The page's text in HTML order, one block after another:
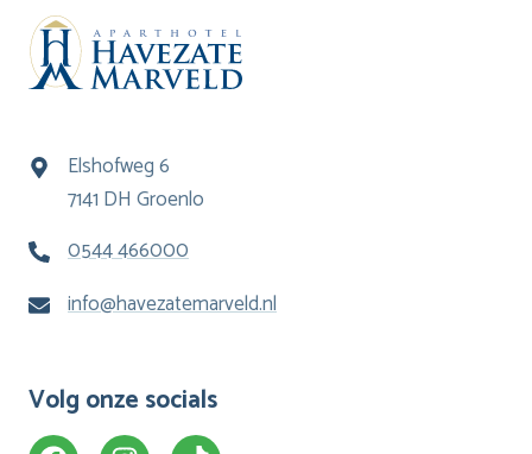
Elshofweg 6
7141 DH Groenlo
0544 466000
info@havezatemarveld.nl
Volg onze socials